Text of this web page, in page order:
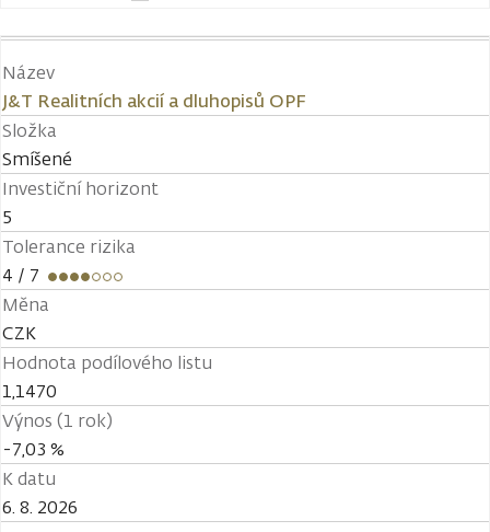
Název
J&T Realitních akcií a dluhopisů OPF
Složka
Smíšené
Investiční horizont
5
Tolerance rizika
4 / 7
Měna
CZK
Hodnota podílového listu
1,1470
Výnos (1 rok)
-7,03 %
K datu
6. 8. 2026